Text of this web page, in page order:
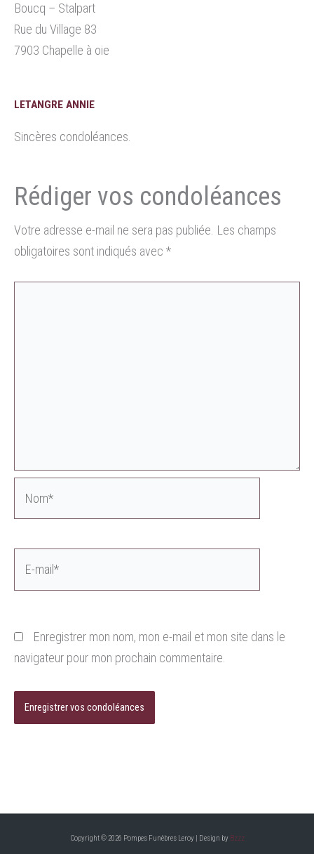
Boucq – Stalpart
Rue du Village 83
7903 Chapelle à oie
LETANGRE ANNIE
Sincères condoléances.
Votre adresse e-mail ne sera pas publiée. Les champs
obligatoires sont indiqués avec *
Enregistrer mon nom, mon e-mail et mon site dans le
navigateur pour mon prochain commentaire.
Copyright © 2026 Pompes Funèbres Leroy | Design by Bzzz